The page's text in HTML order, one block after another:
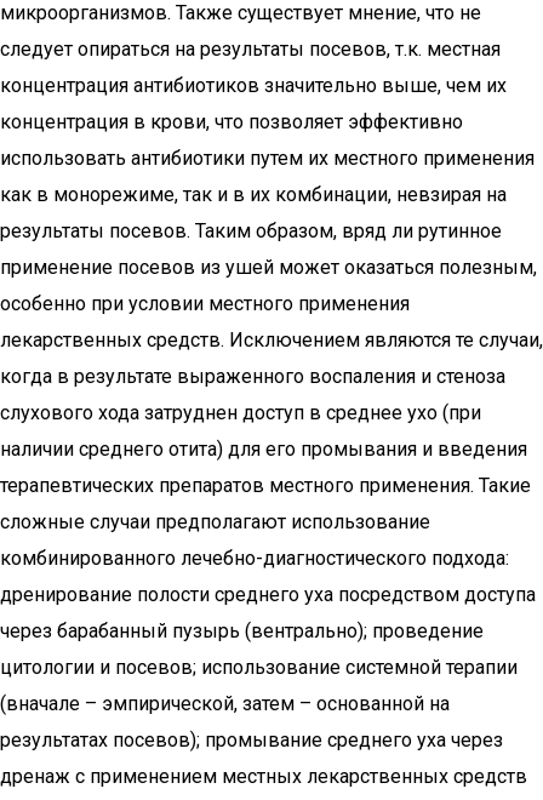
микроорганизмов. Также существует мнение, что не
следует опираться на результаты посевов, т.к. местная
концентрация антибиотиков значительно выше, чем их
концентрация в крови, что позволяет эффективно
использовать антибиотики путем их местного применения
как в монорежиме, так и в их комбинации, невзирая на
результаты посевов. Таким образом, вряд ли рутинное
применение посевов из ушей может оказаться полезным,
особенно при условии местного применения
лекарственных средств. Исключением являются те случаи,
когда в результате выраженного воспаления и стеноза
слухового хода затруднен доступ в среднее ухо (при
наличии среднего отита) для его промывания и введения
терапевтических препаратов местного применения. Такие
сложные случаи предполагают использование
комбинированного лечебно-диагностического подхода:
дренирование полости среднего уха посредством доступа
через барабанный пузырь (вентрально); проведение
цитологии и посевов; использование системной терапии
(вначале – эмпирической, затем – основанной на
результатах посевов); промывание среднего уха через
дренаж с применением местных лекарственных средств